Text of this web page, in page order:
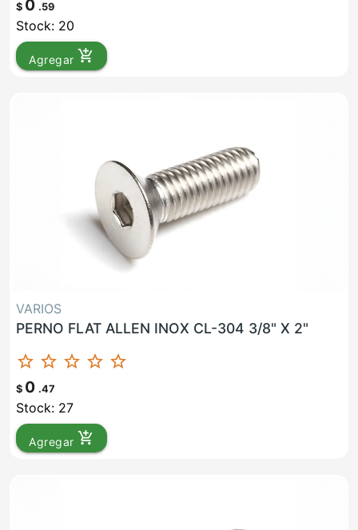
$ 0 .59
Stock: 20
Agregar add_shopping_cart
VARIOS
PERNO FLAT ALLEN INOX CL-304 3/8" X 2"
star_border star_border star_border star_border star_border
$ 0 .47
Stock: 27
Agregar add_shopping_cart